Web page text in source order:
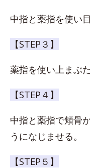
中指と薬指を使い
【STEP３】
薬指を使い上まぶ
【STEP４】
中指と薬指で頬骨
うになじませる。
【STEP５】